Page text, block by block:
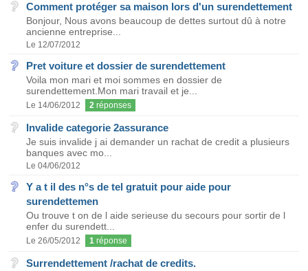
Comment protéger sa maison lors d'un surendettement
Bonjour, Nous avons beaucoup de dettes surtout dû à notre
ancienne entreprise...
Le 12/07/2012
Pret voiture et dossier de surendettement
Voila mon mari et moi sommes en dossier de
surendettement.Mon mari travail et je...
Le 14/06/2012 2 réponses
Invalide categorie 2assurance
Je suis invalide j ai demander un rachat de credit a plusieurs
banques avec mo...
Le 04/06/2012
Y a t il des n°s de tel gratuit pour aide pour
surendettemen
Ou trouve t on de l aide serieuse du secours pour sortir de l
enfer du surendett...
Le 26/05/2012 1 réponse
Surrendettement /rachat de credits.